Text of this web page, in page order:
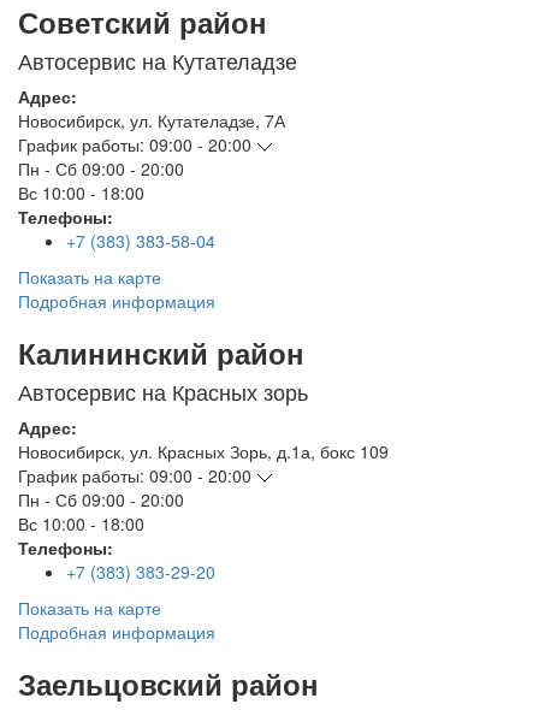
Советский район
Автосервис на Кутателадзе
Адрес:
Новосибирск, ул. Кутателадзе, 7А
График работы: 09:00 - 20:00
Пн - Сб 09:00 - 20:00
Вс 10:00 - 18:00
Телефоны:
+7 (383) 383-58-04
Показать на карте
Подробная информация
Калининский район
Автосервис на Красных зорь
Адрес:
Новосибирск, ул. Красных Зорь, д.1а, бокс 109
График работы: 09:00 - 20:00
Пн - Сб 09:00 - 20:00
Вс 10:00 - 18:00
Телефоны:
+7 (383) 383-29-20
Показать на карте
Подробная информация
Заельцовский район